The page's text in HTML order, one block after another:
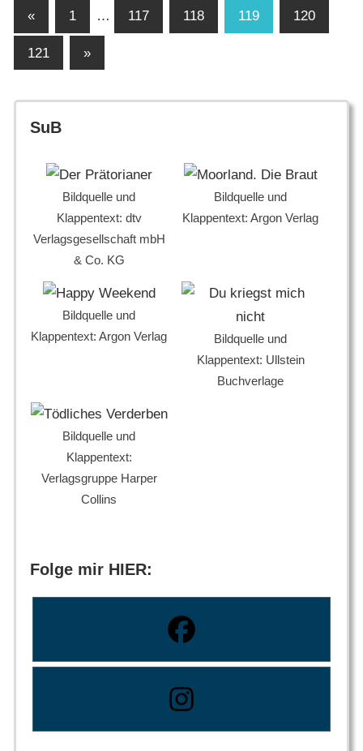
Seitennummerierung
der
Beiträge
«Vorherige
Beiträge
1 … 117 118 119 120
121
Nächste
»
SuB
Bildquelle und
Klappentext: dtv
Verlagsgesellschaft mbH
& Co. KG
Bildquelle und
Klappentext: Argon Verlag
Bildquelle und
Klappentext: Argon Verlag
Bildquelle und
Klappentext: Ullstein
Buchverlage
Bildquelle und
Klappentext:
Verlagsgruppe Harper
Collins
Folge mir HIER: